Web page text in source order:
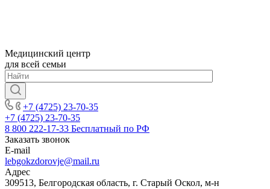
Медицинский центр
для всей семьи
+7 (4725) 23-70-35
+7 (4725) 23-70-35
8 800 222-17-33 Бесплатный по РФ
Заказать звонок
E-mail
lebgokzdorovje@mail.ru
Адрес
309513, Белгородская область, г. Старый Оскол, м-н